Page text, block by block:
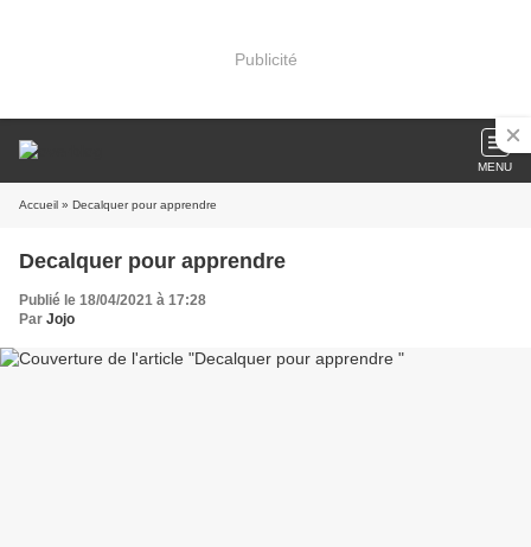
Publicité
MENU
Accueil » Decalquer pour apprendre
Decalquer pour apprendre
Publié le 18/04/2021 à 17:28
Par Jojo